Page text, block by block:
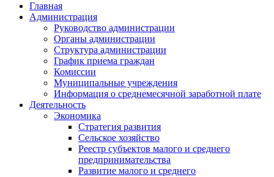
Главная
Администрация
Руководство администрации
Органы администрации
Структура администрации
График приема граждан
Комиссии
Муниципальные учреждения
Информация о среднемесячной заработной плате
Деятельность
Экономика
Стратегия развития
Сельское хозяйство
Реестр субъектов малого и среднего
предпринимательства
Развитие малого и среднего